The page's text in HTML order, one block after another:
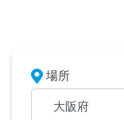
場所
大阪府